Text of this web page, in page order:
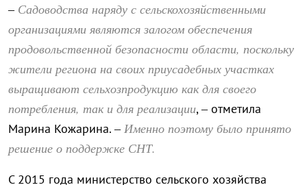
– Садоводства наряду с сельскохозяйственными
организациями являются залогом обеспечения
продовольственной безопасности области, поскольку
жители региона на своих приусадебных участках
выращивают сельхозпродукцию как для своего
потребления, так и для реализации, – отметила
Марина Кожарина. –Именно поэтому было принято
решение о поддержке СНТ.
С 2015 года министерство сельского хозяйства